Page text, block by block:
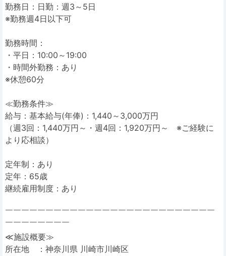
勤務日：日勤：週3～5日
※勤務週4日以下可
勤務時間：
・平日：10:00～19:00
・時間外勤務：あり
※休憩60分
≪勤務条件≫
給与：基本給与(年俸)：1,440～3,000万円
（週3回：1,440万円～・週4回：1,920万円～ ※ご経験に
より応相談）
定年制：あり
定年：65歳
継続雇用制度：あり
￣￣￣￣￣￣￣￣￣￣￣￣￣￣￣￣￣￣￣￣￣￣￣￣￣￣
￣￣￣￣￣￣￣￣
≪施設概要≫
所在地 ：神奈川県 川崎市川崎区